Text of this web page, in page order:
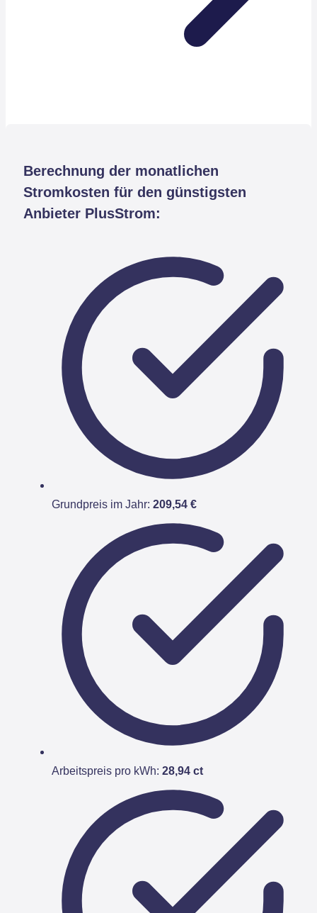
Berechnung der monatlichen
Stromkosten für den günstigsten
Anbieter PlusStrom:
Grundpreis im Jahr: 209,54 €
Arbeitspreis pro kWh: 28,94 ct